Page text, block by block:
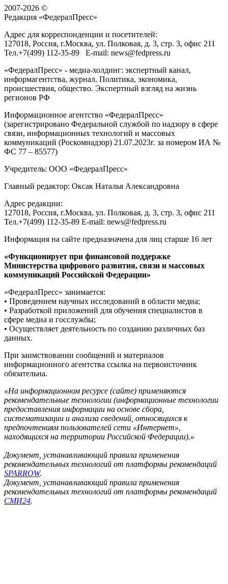
2007-2026 ©
Редакция «ФедералПресс»
Адрес для корреспонденции и посетителей:
127018, Россия, г.Москва, ул. Полковая, д. 3, стр. 3, офис 211
Тел.+7(499) 112-35-89 E-mail: news@fedpress.ru
«ФедералПресс» - медиа-холдинг: экспертный канал,
информагентства, журнал. Политика, экономика,
происшествия, общество. Экспертный взгляд на жизнь
регионов РФ
Информационное агентство «ФедералПресс»
(зарегистрировано Федеральной службой по надзору в сфере
связи, информационных технологий и массовых
коммуникаций (Роскомнадзор) 21.07.2023г. за номером ИА №
ФС 77 – 85577)
Учредитель: ООО «ФедералПресс»
Главный редактор: Оксак Наталья Александровна
Адрес редакции:
127018, Россия, г.Москва, ул. Полковая, д. 3, стр. 3, офис 211
Тел.+7(499) 112-35-89 E-mail: news@fedpress.ru
Информация на сайте предназначена для лиц старше 16 лет
«Функционирует при финансовой поддержке
Министерства цифрового развития, связи и массовых
коммуникаций Российской Федерации»
«ФедералПресс» занимается:
• Проведением научных исследований в области медиа;
• Разработкой приложений для обучения специалистов в
сфере медиа и госслужбы;
• Осуществляет деятельность по созданию различных баз
данных.
При заимствовании сообщений и материалов
информационного агентства ссылка на первоисточник
обязательна.
«На информационном ресурсе (сайте) применяются
рекомендательные технологии (информационные технологии
предоставления информации на основе сбора,
систематизации и анализа сведений, относящихся к
предпочтениям пользователей сети «Интернет»,
находящихся на территории Российской Федерации).»
Документ, устанавливающий правила применения
рекомендательных технологий от платформы рекомендаций
SPARROW.
Документ, устанавливающий правила применения
рекомендательных технологий от платформы рекомендаций
СМИ24.